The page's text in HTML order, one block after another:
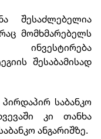
შესაძლებელია
მომხმარებელს
ინვესტირება
შესაბამისად
საბანკო
კი თანხა
ანგარიშზე.